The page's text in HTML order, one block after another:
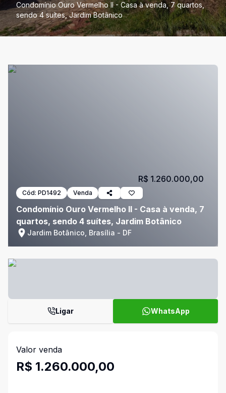
Condomínio Ouro Vermelho II - Casa à venda, 7 quartos,
sendo 4 suítes, Jardim Botânico
Cód: PD1492 Venda
Condomínio Ouro Vermelho II - Casa à venda, 7
quartos, sendo 4 suítes, Jardim Botânico
Jardim Botânico, Brasília - DF
R$ 1.260.000,00
Ligar WhatsApp
Valor venda
R$ 1.260.000,00